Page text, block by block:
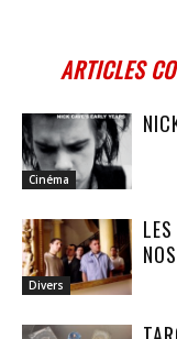
ARTICLES
Cinéma
Divers